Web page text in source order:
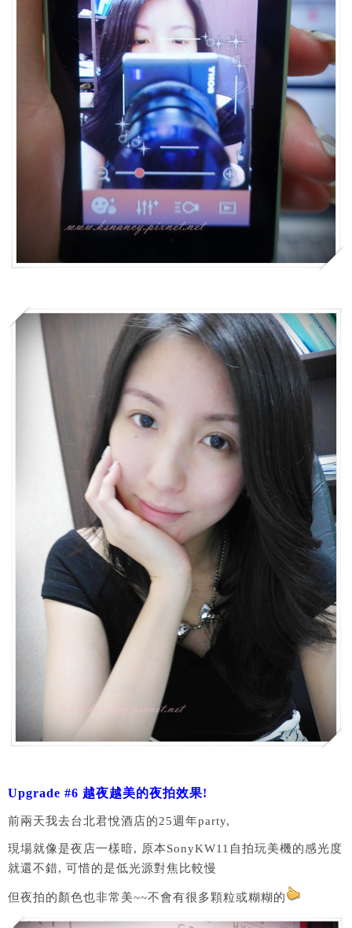
Upgrade #6 越夜越美的夜拍效果!
前兩天我去台北君悅酒店的25週年party,
現場就像是夜店一樣暗, 原本SonyKW11自拍玩美機的感光度
就還不錯, 可惜的是低光源對焦比較慢
但夜拍的顏色也非常美~~不會有很多顆粒或糊糊的